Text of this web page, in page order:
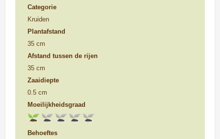
Categorie
Kruiden
Plantafstand
35 cm
Afstand tussen de rijen
35 cm
Zaaidiepte
0.5 cm
Moeilijkheidsgraad
Behoeftes